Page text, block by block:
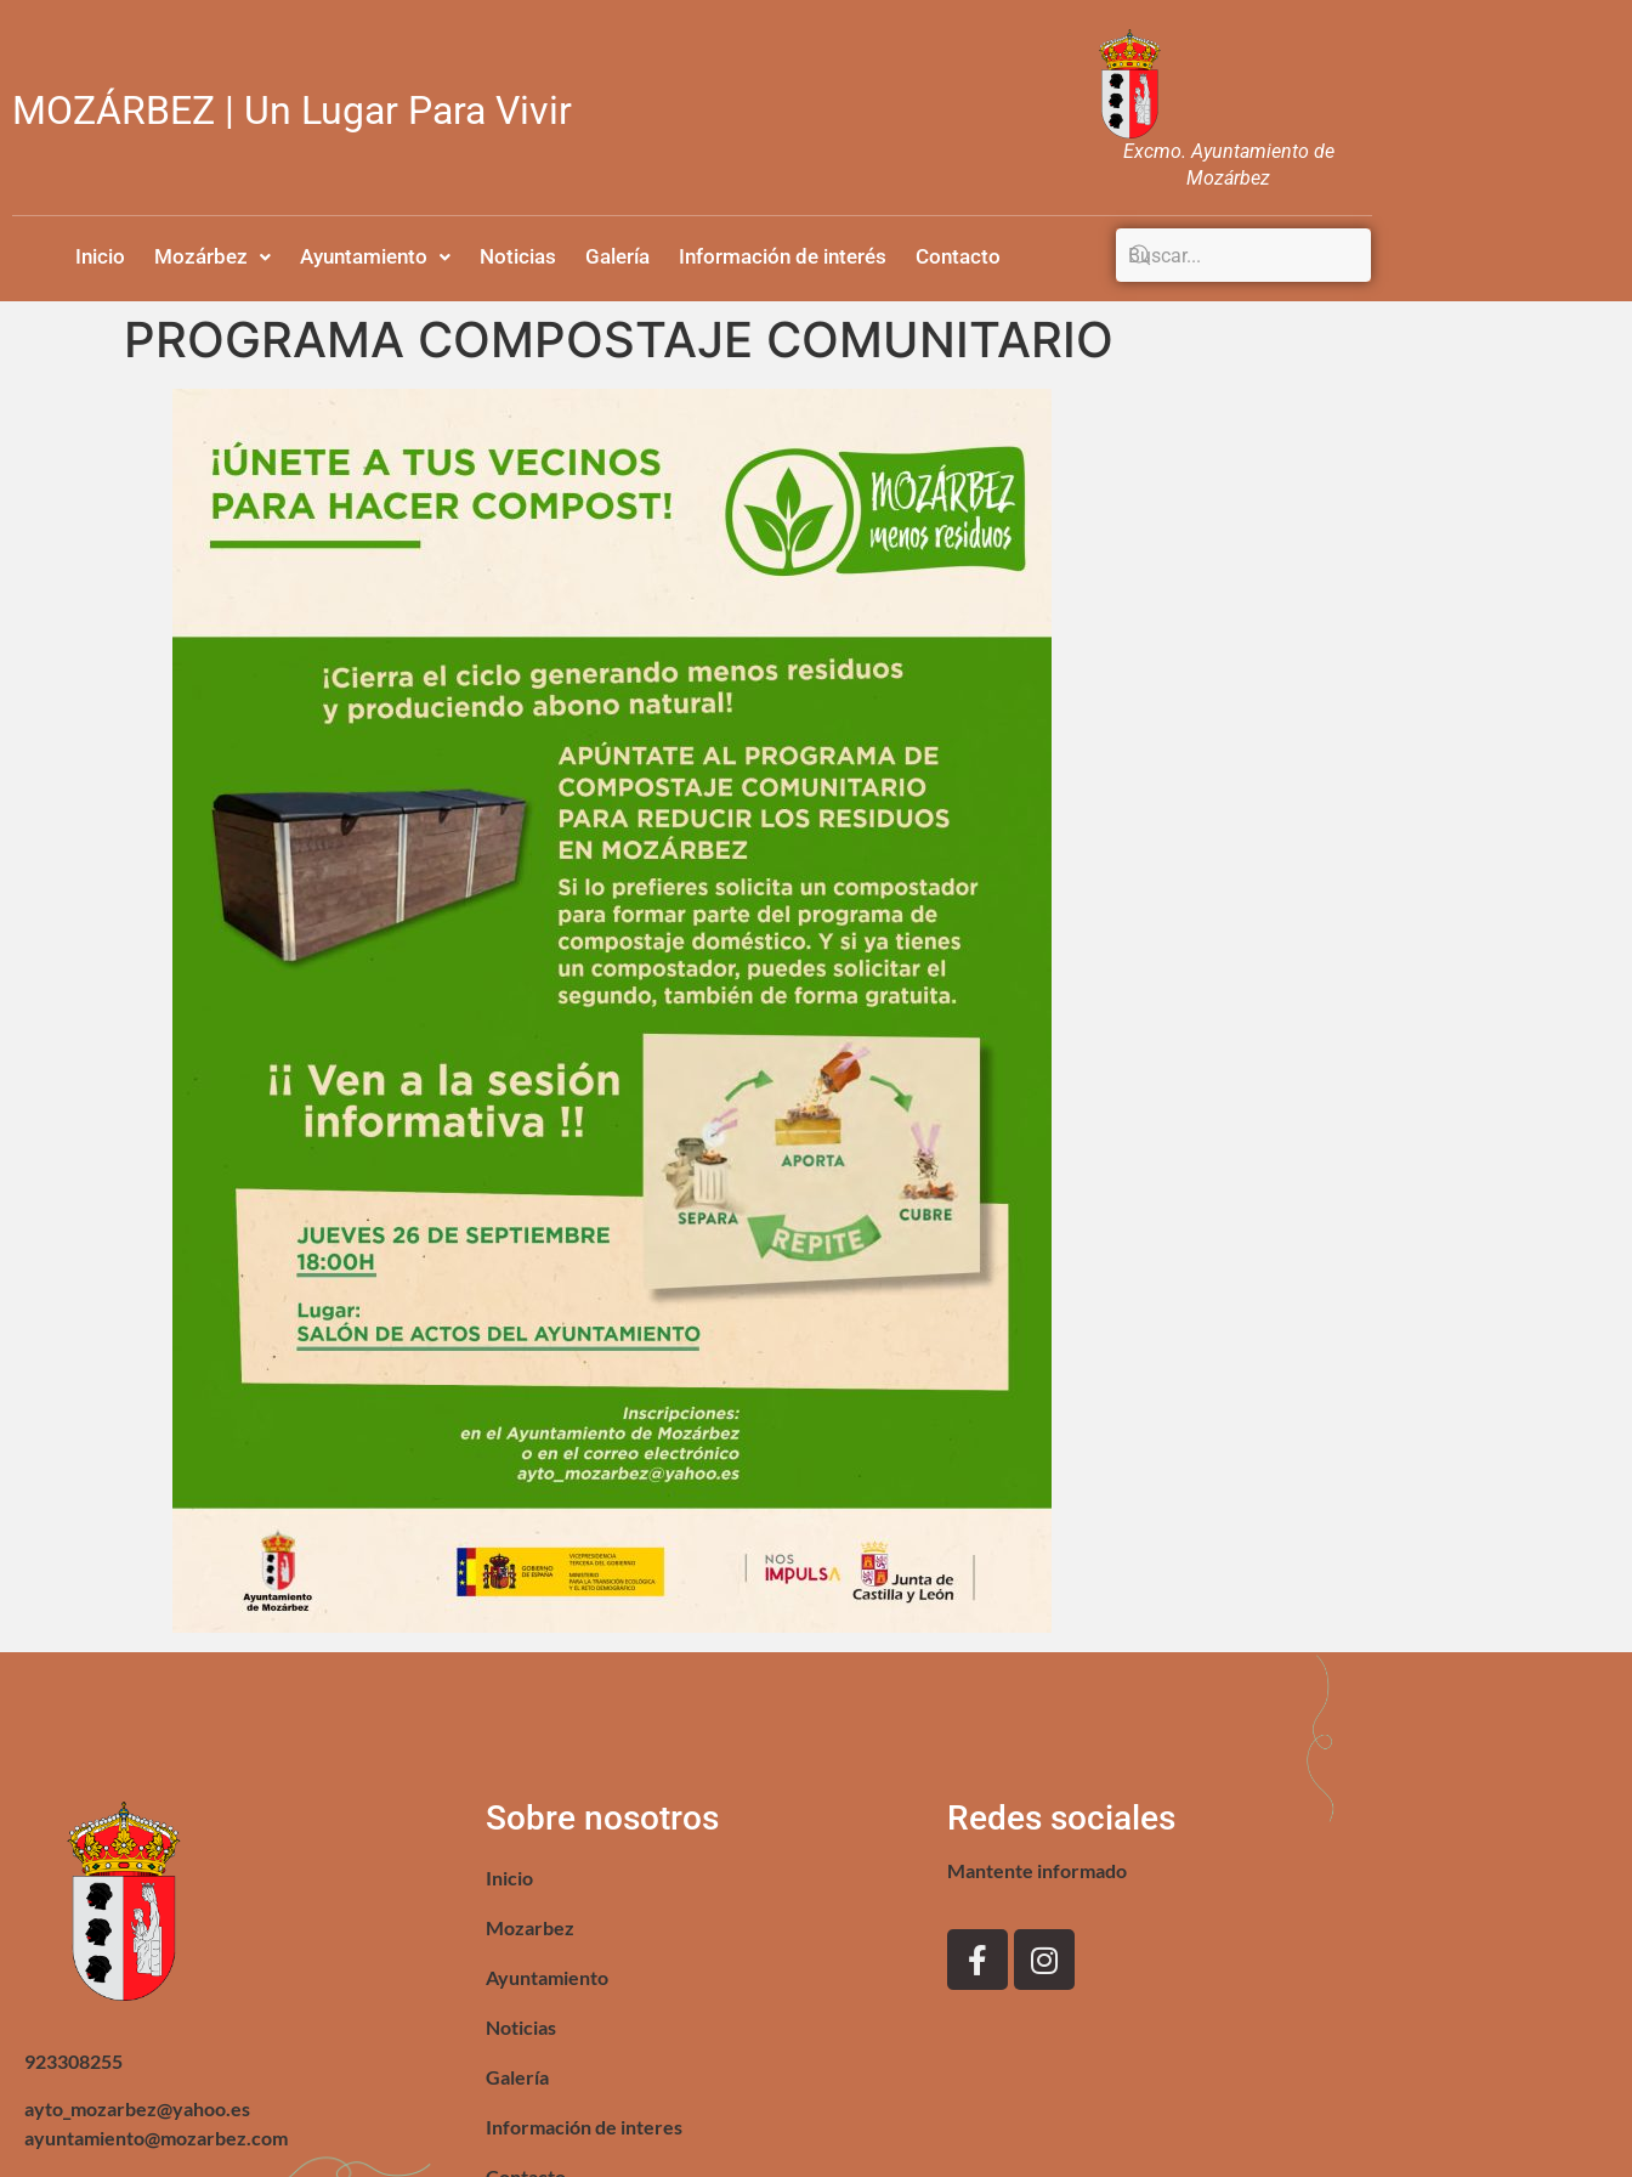
MOZÁRBEZ | Un Lugar Para Vivir
Excmo. Ayuntamiento de
Mozárbez
Inicio Mozárbez Ayuntamiento Noticias Galería Información de interés Contacto
PROGRAMA COMPOSTAJE COMUNITARIO
923308255
ayto_mozarbez@yahoo.es
ayuntamiento@mozarbez.com
Sobre nosotros
Inicio
Mozarbez
Ayuntamiento
Noticias
Galería
Información de interes
Redes sociales
Mantente informado